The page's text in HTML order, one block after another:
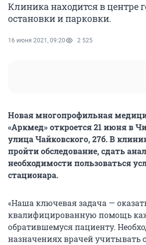
Клиника находится в центре
остановки и парковки.
16 июня 2021, 09:20 2 525
Новая многопрофильная
«Аркмед» откроется 21 июня в
улица Чайковского, 27б. В
пройти обследование, сдать
необходимости пользоваться
стационара.
«Наша ключевая задача —
квалифицированную помощь
обратившемуся пациенту.
назначениях врачей учитывать